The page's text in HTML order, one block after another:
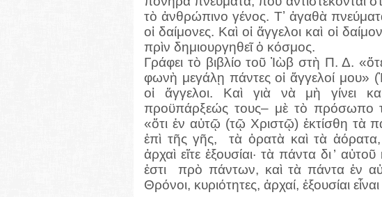
τὸ ἀνθρώπινο γένος. Τʼ ἀγαθὰ
οἱ δαίμονες. Καὶ οἱ ἄγγελοι καὶ οἱ
πρὶν δημιουργηθεῖ ὁ κόσμος.
Γράφει τὸ βιβλίο τοῦ Ἰὼβ στὴ Π. Δ.
φωνὴ μεγάλῃ πάντες οἱ ἄγγελοί
οἱ ἄγγελοι. Καὶ γιὰ νὰ μὴ γίνει
προϋπάρξεώς τους– μὲ τὸ πρόσωπο
«ὅτι ἐν αὐτῷ (τῷ Χριστῷ) ἐκτίσθη τὰ
ἐπὶ τῆς γῆς,
τὰ ὁρατὰ καὶ τὰ ἀόρατα,
ἀρχαὶ εἴτε ἐξουσίαι· τὰ πάντα δι ̓ αὐτοῦ
ἐστι
πρὸ πάντων, καὶ τὰ πάντα ἐν
Θρόνοι, κυριότητες, ἀρχαί, ἐξουσίαι